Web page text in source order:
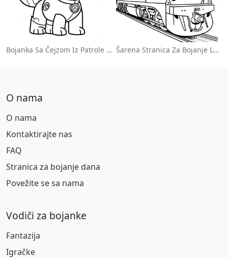
Bojanka Sa Čejzom Iz Patrole Pasa Šarena Stranica Za Bojanje Lokomotive
O nama
O nama
Kontaktirajte nas
FAQ
Stranica za bojanje dana
Povežite se sa nama
Vodiči za bojanke
Fantazija
Igračke